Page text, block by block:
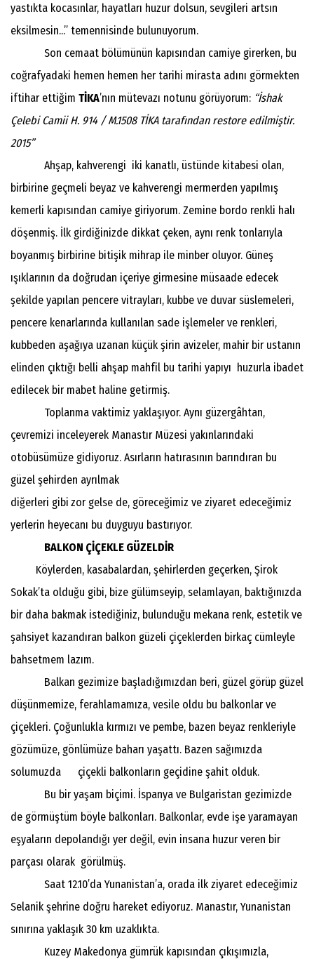
yastıkta kocasınlar, hayatları huzur dolsun, sevgileri artsın
eksilmesin...” temennisinde bulunuyorum.
Son cemaat bölümünün kapısından camiye girerken, bu
coğrafyadaki hemen hemen her tarihi mirasta adını görmekten
iftihar ettiğim TİKA’nın mütevazı notunu görüyorum: “İshak
Çelebi Camii H. 914 / M.1508 TİKA tarafından restore edilmiştir.
2015”
Ahşap, kahverengi iki kanatlı, üstünde kitabesi olan,
birbirine geçmeli beyaz ve kahverengi mermerden yapılmış
kemerli kapısından camiye giriyorum. Zemine bordo renkli halı
döşenmiş. İlk girdiğinizde dikkat çeken, aynı renk tonlarıyla
boyanmış birbirine bitişik mihrap ile minber oluyor. Güneş
ışıklarının da doğrudan içeriye girmesine müsaade edecek
şekilde yapılan pencere vitrayları, kubbe ve duvar süslemeleri,
pencere kenarlarında kullanılan sade işlemeler ve renkleri,
kubbeden aşağıya uzanan küçük şirin avizeler, mahir bir ustanın
elinden çıktığı belli ahşap mahfil bu tarihi yapıyı huzurla ibadet
edilecek bir mabet haline getirmiş.
Toplanma vaktimiz yaklaşıyor. Aynı güzergâhtan,
çevremizi inceleyerek Manastır Müzesi yakınlarındaki
otobüsümüze gidiyoruz. Asırların hatırasının barındıran bu
güzel şehirden ayrılmak
diğerleri gibi zor gelse de, göreceğimiz ve ziyaret edeceğimiz
yerlerin heyecanı bu duyguyu bastırıyor.
BALKON ÇİÇEKLE GÜZELDİR
Köylerden, kasabalardan, şehirlerden geçerken, Şirok
Sokak’ta olduğu gibi, bize gülümseyip, selamlayan, baktığınızda
bir daha bakmak istediğiniz, bulunduğu mekana renk, estetik ve
şahsiyet kazandıran balkon güzeli çiçeklerden birkaç cümleyle
bahsetmem lazım.
Balkan gezimize başladığımızdan beri, güzel görüp güzel
düşünmemize, ferahlamamıza, vesile oldu bu balkonlar ve
çiçekleri. Çoğunlukla kırmızı ve pembe, bazen beyaz renkleriyle
gözümüze, gönlümüze baharı yaşattı. Bazen sağımızda
solumuzda çiçekli balkonların geçidine şahit olduk.
Bu bir yaşam biçimi. İspanya ve Bulgaristan gezimizde
de görmüştüm böyle balkonları. Balkonlar, evde işe yaramayan
eşyaların depolandığı yer değil, evin insana huzur veren bir
parçası olarak görülmüş.
Saat 12.10’da Yunanistan’a, orada ilk ziyaret edeceğimiz
Selanik şehrine doğru hareket ediyoruz. Manastır, Yunanistan
sınırına yaklaşık 30 km uzaklıkta.
Kuzey Makedonya gümrük kapısından çıkışımızla,